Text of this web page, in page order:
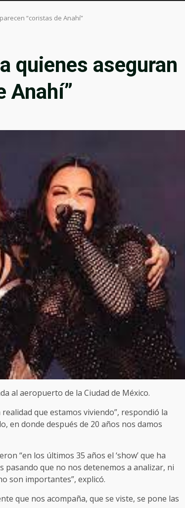
“coristas de Anahí”
quienes aseguran
Anahí”
al aeropuerto de la Ciudad de México.
que estamos viviendo”, respondió la
en donde después de 20 años nos damos
“en los últimos 35 años el ‘show’ que ha
pasando que no nos detenemos a analizar, ni
son importantes”, explicó.
que nos acompaña, que se viste, se pone las